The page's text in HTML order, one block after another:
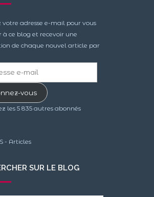
votre adresse e-mail pour vous
à ce blog et recevoir une
de chaque nouvel article par
vous
les 5 835 autres abonnés
- Articles
SUR LE BLOG